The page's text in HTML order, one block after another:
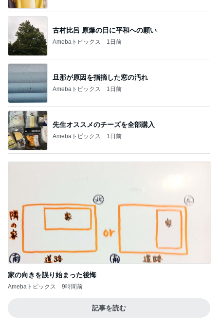
古村比呂 原爆の日に平和への願い
Amebaトピックス 1日前
旦那が原因を指摘した窓の汚れ
Amebaトピックス 1日前
先生オススメのチーズを全部購入
Amebaトピックス 1日前
家の向きを誤り始まった後悔
Amebaトピックス 9時間前
記事を読む